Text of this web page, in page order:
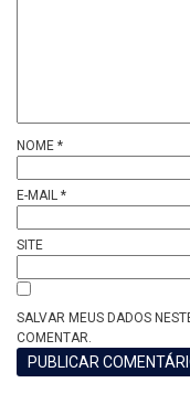
NOME *
E-MAIL *
SITE
SALVAR MEUS DADOS
COMENTAR.